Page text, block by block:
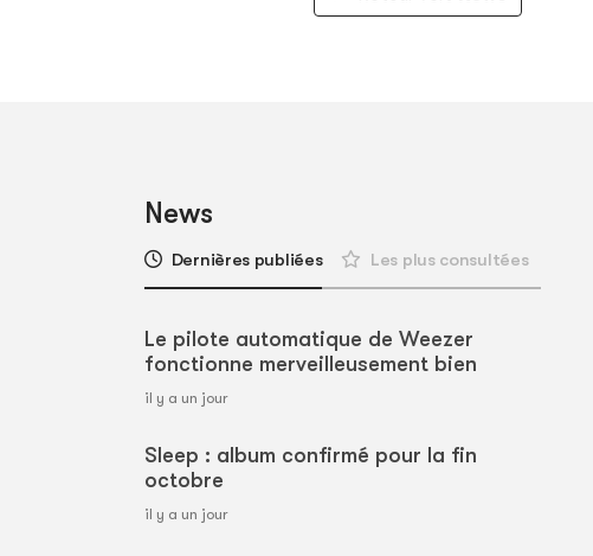
News
Dernières publiées Les plus consultées
Le pilote automatique de Weezer
fonctionne merveilleusement bien
il y a un jour
Sleep : album confirmé pour la fin
octobre
il y a un jour